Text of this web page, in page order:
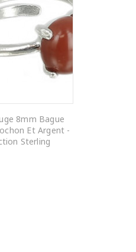
8mm Bague
Et Argent -
Sterling